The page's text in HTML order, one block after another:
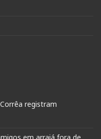
registram